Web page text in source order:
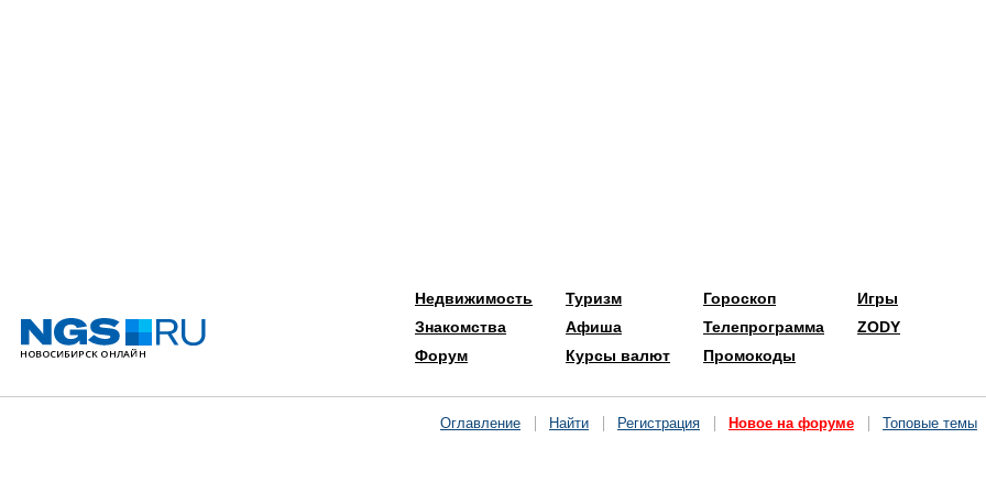
Недвижимость
Знакомства
Форум
Туризм
Афиша
Курсы валют
Гороскоп
Телепрограмма
Промокоды
Игры
ZODY
Оглавление Найти Регистрация Новое на форуме Топовые темы